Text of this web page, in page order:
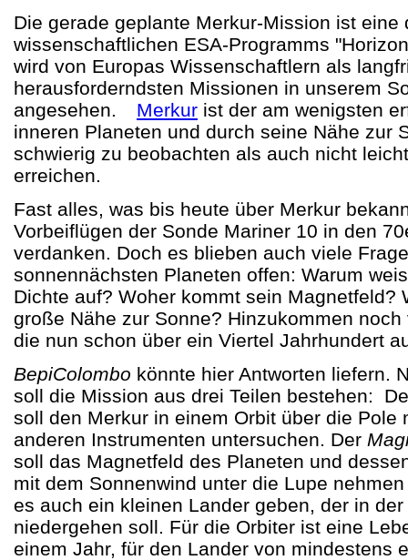
Die gerade geplante Merkur-Mission ist eine
wissenschaftlichen ESA-Programms
wird von Europas Wissenschaftlern als
herausforderndsten Missionen in unserem
angesehen.
Merkur ist der am wenigsten
inneren Planeten und durch seine Nähe zur
schwierig zu beobachten als auch nicht
erreichen.
Fast alles, was bis heute über Merkur
Vorbeiflügen der Sonde Mariner 10 in den
verdanken. Doch es blieben auch viele
sonnennächsten Planeten offen: Warum
Dichte auf? Woher kommt sein Magnetfeld?
große Nähe zur Sonne? Hinzukommen
die nun schon über ein Viertel Jahrhundert
BepiColombo könnte hier Antworten liefern.
soll die Mission aus drei Teilen bestehen:
soll den Merkur in einem Orbit über die Pole
anderen Instrumenten untersuchen. Der
soll das Magnetfeld des Planeten und
mit dem Sonnenwind unter die Lupe
es auch ein kleinen Lander geben, der in
niedergehen soll. Für die Orbiter ist eine
einem Jahr, für den Lander von mindestens